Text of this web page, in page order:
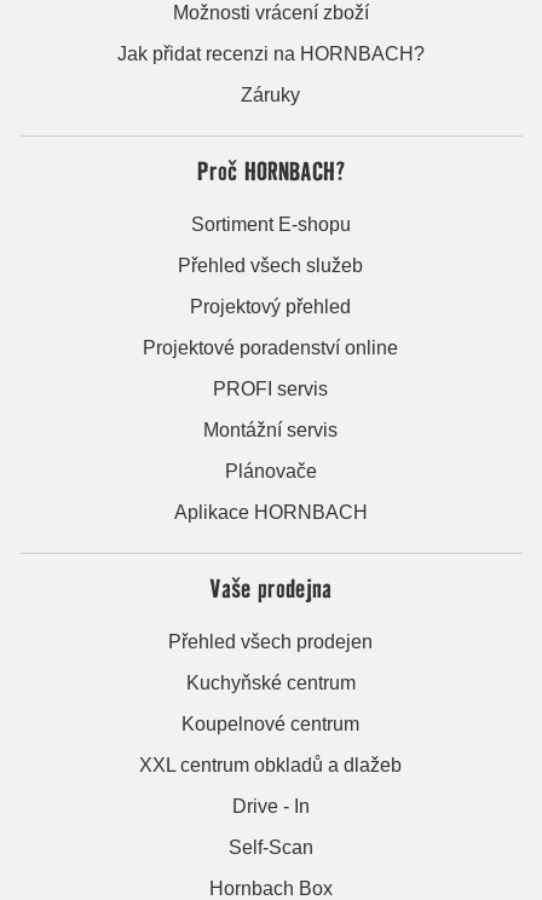
Možnosti vrácení zboží
Jak přidat recenzi na HORNBACH?
Záruky
Proč HORNBACH?
Sortiment E-shopu
Přehled všech služeb
Projektový přehled
Projektové poradenství online
PROFI servis
Montážní servis
Plánovače
Aplikace HORNBACH
Vaše prodejna
Přehled všech prodejen
Kuchyňské centrum
Koupelnové centrum
XXL centrum obkladů a dlažeb
Drive - In
Self-Scan
Hornbach Box